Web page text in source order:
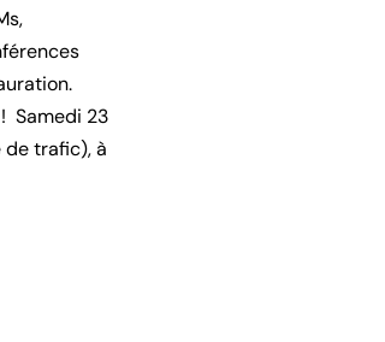
Samedi 23
de trafic), à